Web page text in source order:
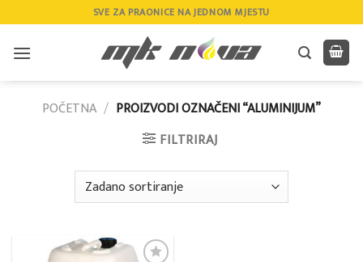
to
content
SVE ZA PRAONICE NA JEDNOM MJESTU
POČETNA / PROIZVODI OZNAČENI “ALUMINIJUM”
FILTRIRAJ